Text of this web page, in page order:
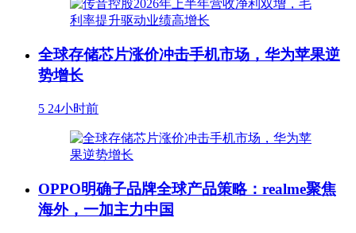
全球存储芯片涨价冲击手机市场，华为苹果逆
势增长
5 24小时前
OPPO明确子品牌全球产品策略：realme聚焦
海外，一加主力中国